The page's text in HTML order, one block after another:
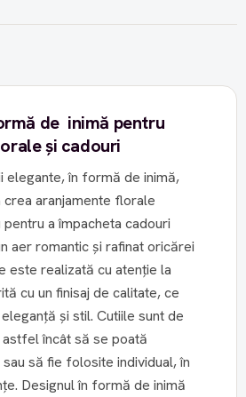
de inimă pentru
și cadouri
elegante, în formă de inimă,
aranjamente florale
a împacheta cadouri
aer romantic și rafinat oricărei
este realizată cu atenție la
cu un finisaj de calitate, ce
și stil. Cutiile sunt de
încât să se poată
să fie folosite individual, în
Designul în formă de inimă